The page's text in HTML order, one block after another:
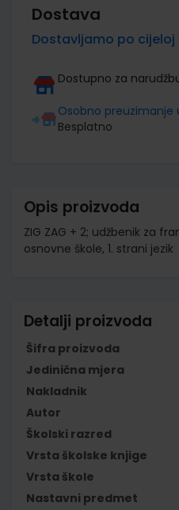
Dostava
Dostavljamo po cijeloj
Dostupno za
Osobno preuzimanje
Besplatno
Opis proizvoda
ZIG ZAG + 2; udžbenik za
osnovne škole, 1. strani jezik
Detalji proizvoda
Šifra proizvoda
Jedinična mjera
Nakladnik
Autor
Školski razred
Vrsta školske knjige
Vrsta škole
Nastavni predmet